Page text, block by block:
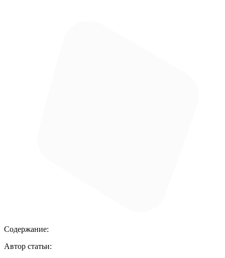
Содержание:
Автор статьи: